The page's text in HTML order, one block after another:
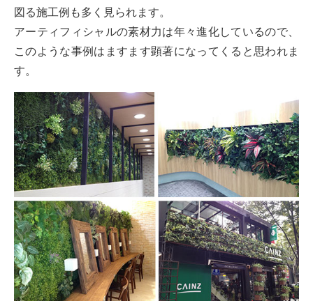
図る施工例も多く見られます。
アーティフィシャルの素材力は年々進化しているので、
このような事例はますます顕著になってくると思われま
す。